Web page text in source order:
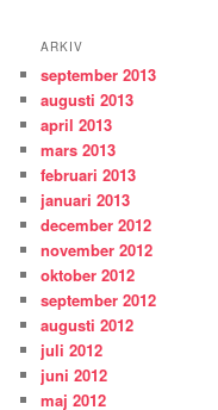
ARKIV
september 2013
augusti 2013
april 2013
mars 2013
februari 2013
januari 2013
december 2012
november 2012
oktober 2012
september 2012
augusti 2012
juli 2012
juni 2012
maj 2012